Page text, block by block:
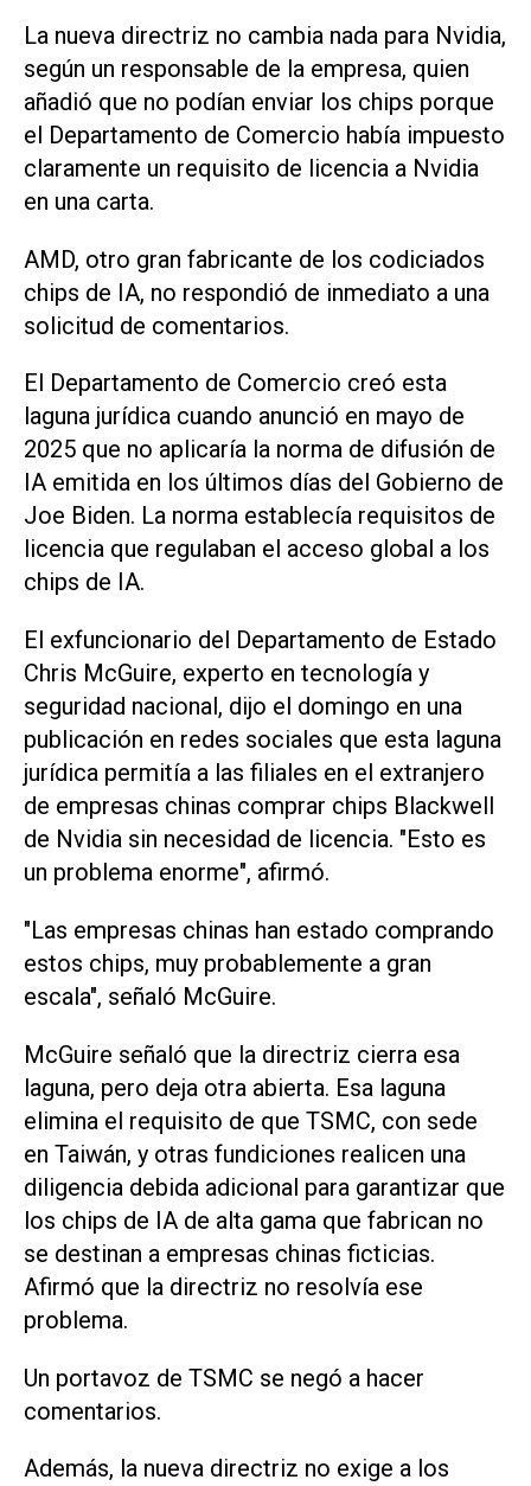
La nueva directriz no cambia nada para Nvidia,
según un responsable de la empresa, quien
añadió que no podían enviar los chips porque
el Departamento de Comercio había impuesto
claramente un requisito de licencia ⁠a Nvidia
en una carta.
AMD, otro gran fabricante de los codiciados
chips de IA, no respondió de inmediato a una
solicitud de comentarios.
El Departamento de Comercio creó esta
laguna jurídica cuando anunció en mayo de
2025 que no aplicaría la norma de difusión de
IA emitida en los últimos días del Gobierno de
Joe Biden. La norma establecía requisitos de
licencia que regulaban el acceso global a los
chips de IA.
El exfuncionario del Departamento de Estado
Chris McGuire, experto en tecnología ‌y
seguridad nacional, dijo el domingo en una
publicación en redes sociales que esta laguna
jurídica permitía a las filiales en el extranjero
de empresas chinas comprar chips Blackwell
de Nvidia sin necesidad de licencia. "Esto es
un problema enorme", afirmó.
"Las empresas chinas han estado comprando
estos chips, muy probablemente a gran
escala", señaló McGuire.
McGuire señaló que la directriz cierra esa
laguna, pero deja ‌otra abierta. Esa laguna
elimina el requisito de que TSMC, con sede
en Taiwán, y otras fundiciones realicen una
diligencia debida adicional para garantizar que
los chips de IA de alta gama que ‌fabrican no
se destinan ⁠a empresas chinas ficticias.
Afirmó que la directriz no resolvía ese
problema.
Un portavoz de TSMC se negó a hacer
comentarios.
Además, la nueva directriz no ​exige a los